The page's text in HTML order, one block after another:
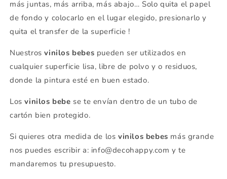
más juntas, más arriba, más abajo… Solo quita el papel
de fondo y colocarlo en el lugar elegido, presionarlo y
quita el transfer de la superficie !
Nuestrosvinilos bebes pueden ser utilizados en
cualquier superficie lisa, libre de polvo y o residuos,
donde la pintura esté en buen estado.
Losvinilos bebe se te envían dentro de un tubo de
cartón bien protegido.
Si quieres otra medida de los vinilos bebes más grande
nos puedes escribir a: info@decohappy.com y te
mandaremos tu presupuesto.